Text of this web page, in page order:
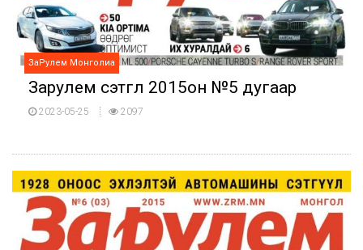
ЗаРулем Монголиа
Зарулем сэтгүүл 2015он №5 дугаар
2023-05-25 2097